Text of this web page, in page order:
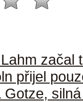
přijel
Gotze,